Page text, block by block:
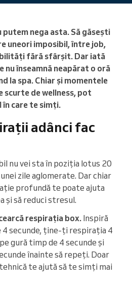
nega asta. Să găsești
uneori imposibil, între job,
fără sfârșit. Dar iată
nu înseamnă neapărat o oră
la spa. Chiar și momentele
scurte de wellness, pot
în care te simți.
adânci fac
nu vei sta în poziția lotus 20
zile aglomerate. Dar chiar
profundă te poate ajuta
să reduci stresul.
respirația box. Inspiră
4 secunde, ține-ți respirația 4
gură timp de 4 secunde și
înainte să repeți. Doar
te ajută să te simți mai